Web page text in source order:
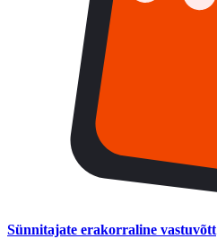
Sünnitajate erakorraline vastuvõtt